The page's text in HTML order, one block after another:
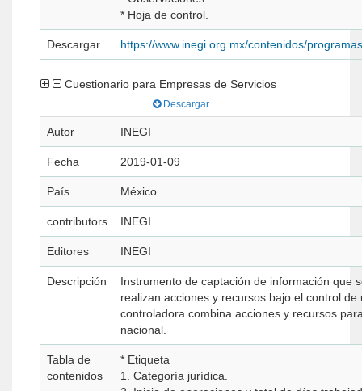
* Hoja de control.
Descargar https://www.inegi.org.mx/contenidos/
Cuestionario para Empresas de Servicios
Descargar
Autor INEGI
Fecha 2019-01-09
País México
contributors INEGI
Editores INEGI
Descripción
Instrumento de captación de información que
realizan acciones y recursos bajo el control
controladora combina acciones y recursos
nacional.
Tabla de
contenidos
* Etiqueta
1. Categoría jurídica.